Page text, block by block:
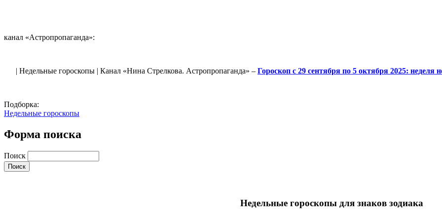
канал «Астропропаганда»:
| Недельные гороскопы | Канал «Нина Стрелкова. Астропропаганда» – Гороскоп с 29 сентября по 5 октября 2025: неделя
Подборка:
Недельные гороскопы
Форма поиска
Поиск
Недельные гороскопы для знаков зодиака